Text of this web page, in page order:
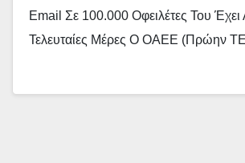
Email Σε 100.000 Οφειλέτες Του Έχει
Τελευταίες Μέρες Ο ΟΑΕΕ (πρώην